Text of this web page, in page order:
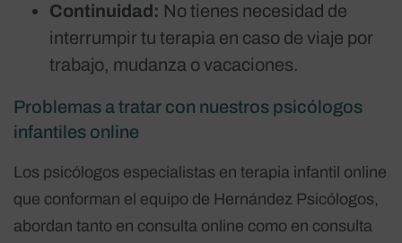
Continuidad: No tienes necesidad de
interrumpir tu terapia en caso de viaje por
trabajo, mudanza o vacaciones.
Problemas a tratar con nuestros psicólogos
infantiles online
Los psicólogos especialistas en terapia infantil online
que conforman el equipo de Hernández Psicólogos,
abordan tanto en consulta online como en consulta